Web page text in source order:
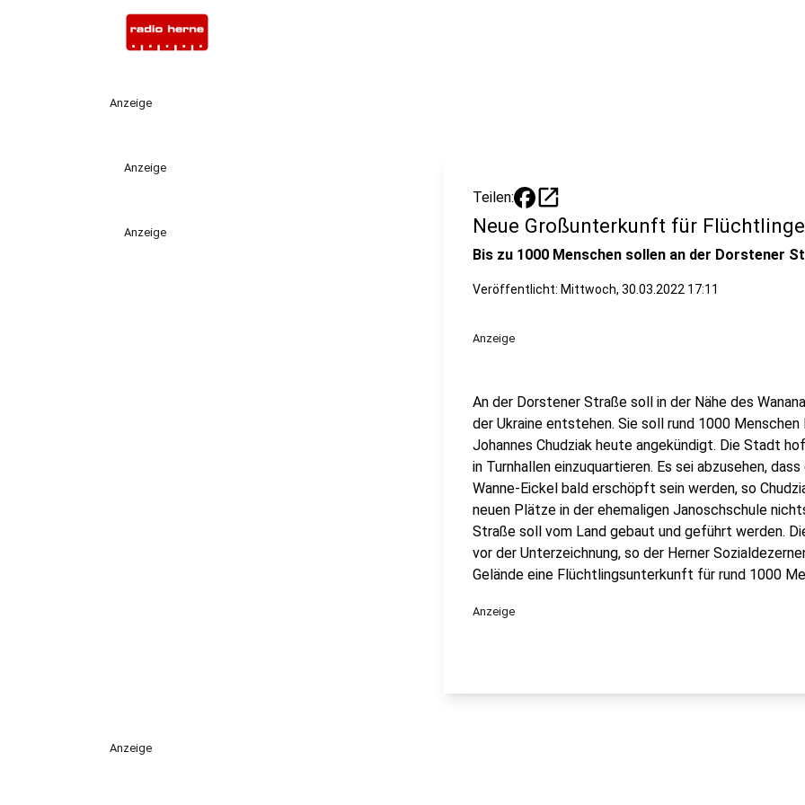
Anzeige
Anzeige
Anzeige
Teilen: open_in_new
Neue Großunterkunft für
Bis zu 1000 Menschen sollen an der Dorstener
Veröffentlicht: Mittwoch, 30.03.2022 17:11
Anzeige
An der Dorstener Straße soll in der Nähe des
der Ukraine entstehen. Sie soll rund 1000
Johannes Chudziak heute angekündigt. Die Stadt
in Turnhallen einzuquartieren. Es sei abzusehen,
Wanne-Eickel bald erschöpft sein werden, so
neuen Plätze in der ehemaligen Janoschschule
Straße soll vom Land gebaut und geführt werden.
vor der Unterzeichnung, so der Herner
Gelände eine Flüchtlingsunterkunft für rund 1000
Anzeige
Anzeige